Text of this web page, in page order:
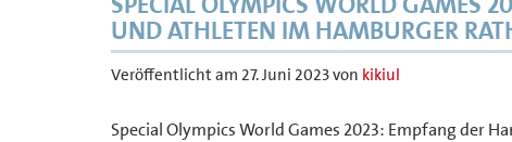
UND ATHLETEN IM HAMBURGER
Veröffentlicht am 27. Juni 2023von kikiul
Special Olympics World Games 2023: Empfang der